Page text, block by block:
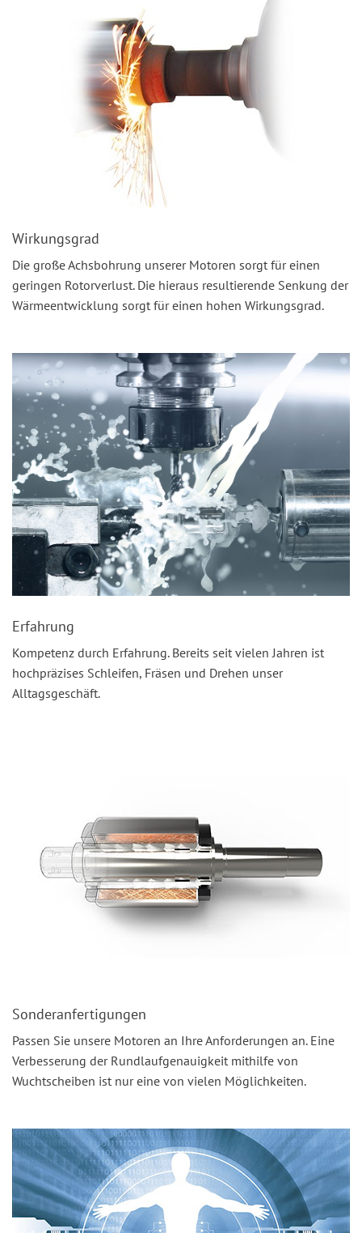
Wirkungsgrad
Die große Achsbohrung unserer Motoren sorgt für einen
geringen Rotorverlust. Die hieraus resultierende Senkung der
Wärmeentwicklung sorgt für einen hohen Wirkungsgrad.
Erfahrung
Kompetenz durch Erfahrung. Bereits seit vielen Jahren ist
hochpräzises Schleifen, Fräsen und Drehen unser
Alltagsgeschäft.
Sonderanfertigungen
Passen Sie unsere Motoren an Ihre Anforderungen an. Eine
Verbesserung der Rundlaufgenauigkeit mithilfe von
Wuchtscheiben ist nur eine von vielen Möglichkeiten.